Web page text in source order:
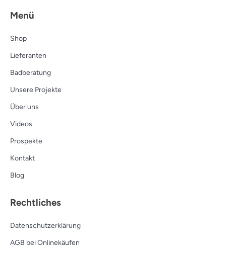
Menü
Shop
Lieferanten
Badberatung
Unsere Projekte
Über uns
Videos
Prospekte
Kontakt
Blog
Rechtliches
Datenschutzerklärung
AGB bei Onlinekäufen